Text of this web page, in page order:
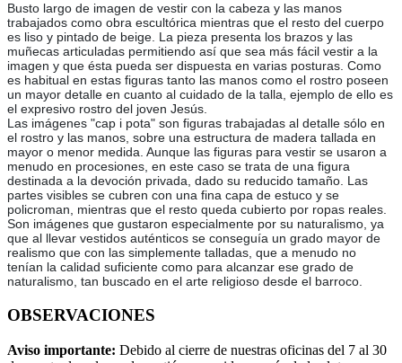
Busto largo de imagen de vestir con la cabeza y las manos
trabajados como obra escultórica mientras que el resto del cuerpo
es liso y pintado de beige. La pieza presenta los brazos y las
muñecas articuladas permitiendo así que sea más fácil vestir a la
imagen y que ésta pueda ser dispuesta en varias posturas. Como
es habitual en estas figuras tanto las manos como el rostro poseen
un mayor detalle en cuanto al cuidado de la talla, ejemplo de ello es
el expresivo rostro del joven Jesús.
Las imágenes "cap i pota" son figuras trabajadas al detalle sólo en
el rostro y las manos, sobre una estructura de madera tallada en
mayor o menor medida. Aunque las figuras para vestir se usaron a
menudo en procesiones, en este caso se trata de una figura
destinada a la devoción privada, dado su reducido tamaño. Las
partes visibles se cubren con una fina capa de estuco y se
policroman, mientras que el resto queda cubierto por ropas reales.
Son imágenes que gustaron especialmente por su naturalismo, ya
que al llevar vestidos auténticos se conseguía un grado mayor de
realismo que con las simplemente talladas, que a menudo no
tenían la calidad suficiente como para alcanzar ese grado de
naturalismo, tan buscado en el arte religioso desde el barroco.
OBSERVACIONES
Aviso importante: Debido al cierre de nuestras oficinas del 7 al 30